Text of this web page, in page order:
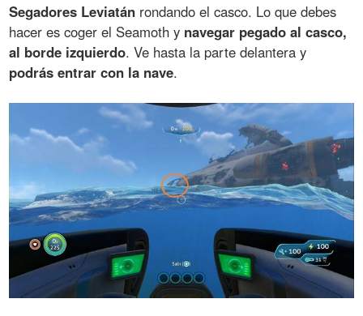
Segadores Leviatán rondando el casco. Lo que debes
hacer es coger el Seamoth y navegar pegado al casco,
al borde izquierdo. Ve hasta la parte delantera y
podrás entrar con la nave.